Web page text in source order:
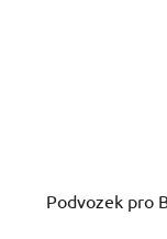
Podvozek pro